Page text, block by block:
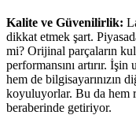
Kalite ve Güvenilirlik:
dikkat etmek şart.
mi? Orijinal parçaların
performansını artırır.
hem de bilgisayarınızın
koyuluyorlar. Bu da hem
beraberinde getiriyor.